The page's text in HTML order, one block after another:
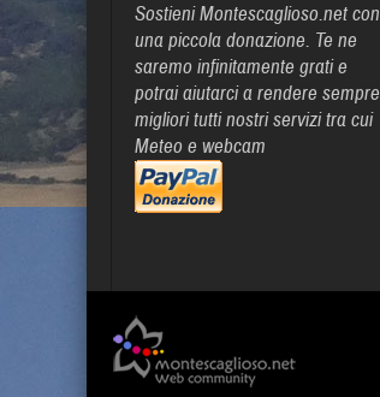
Sostieni Montescaglioso.net con
una piccola donazione. Te ne
saremo infinitamente grati e
potrai aiutarci a rendere sempre
migliori tutti nostri servizi tra cui
Meteo e webcam